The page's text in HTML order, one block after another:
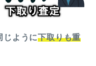
じように下取りも重